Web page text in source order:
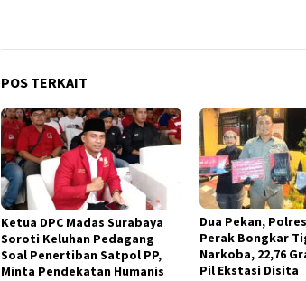
POS TERKAIT
Ketua DPC Madas Surabaya
Soroti Keluhan Pedagang
Soal Penertiban Satpol PP,
Minta Pendekatan Humanis
Dua Pekan,
Perak Bongkar
Narkoba, 22,76
Pil Ekstasi Disita